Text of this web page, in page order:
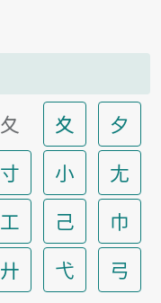
夂 夊
夕
寸 小
尢
工 己
巾
廾 弋
弓